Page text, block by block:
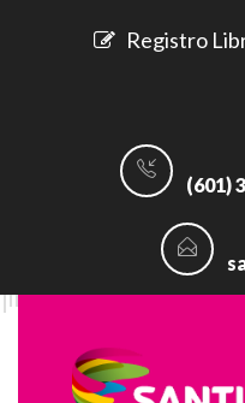
Registro
(601)